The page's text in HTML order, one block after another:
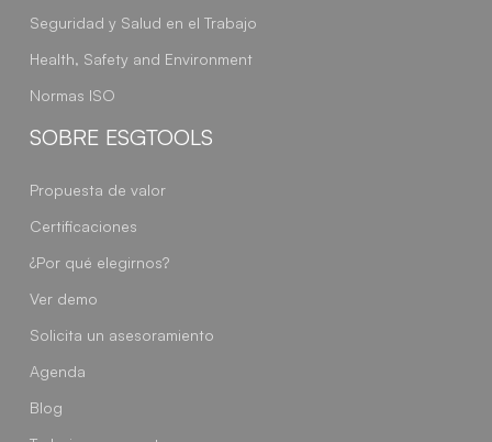
Seguridad y Salud en el Trabajo
Health, Safety and Environment
Normas ISO
SOBRE ESGTOOLS
Propuesta de valor
Certificaciones
¿Por qué elegirnos?
Ver demo
Solicita un asesoramiento
Agenda
Blog